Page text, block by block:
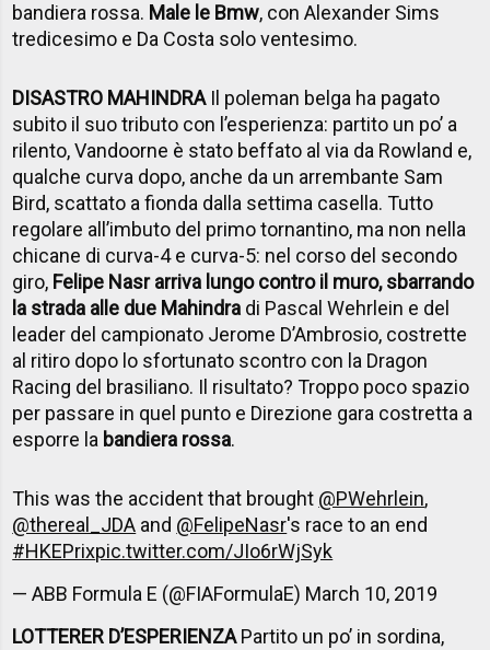
bandiera rossa. Male le Bmw, con Alexander Sims
tredicesimo e Da Costa solo ventesimo.
DISASTRO MAHINDRAIl poleman belga ha pagato
subito il suo tributo con l’esperienza: partito un po’ a
rilento, Vandoorne è stato beffato al via da Rowland e,
qualche curva dopo, anche da un arrembante Sam
Bird, scattato a fionda dalla settima casella. Tutto
regolare all’imbuto del primo tornantino, ma non nella
chicane di curva-4 e curva-5: nel corso del secondo
giro, Felipe Nasr arriva lungo contro il muro, sbarrando
la strada alle due Mahindra di Pascal Wehrlein e del
leader del campionato Jerome D’Ambrosio, costrette
al ritiro dopo lo sfortunato scontro con la Dragon
Racing del brasiliano. Il risultato? Troppo poco spazio
per passare in quel punto e Direzione gara costretta a
esporre la bandiera rossa.
This was the accident that brought @PWehrlein,
@thereal_JDA and @FelipeNasr's race to an end
#HKEPrixpic.twitter.com/JIo6rWjSyk
— ABB Formula E (@FIAFormulaE) March 10, 2019
LOTTERER D’ESPERIENZAPartito un po’ in sordina,